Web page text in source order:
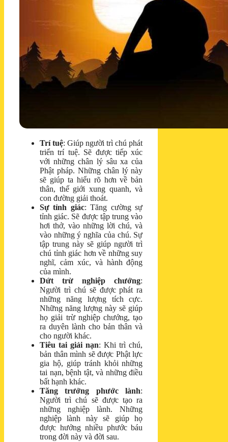
Trí tuệ: Giúp người trì chú phát
triển trí tuệ. Sẽ được tiếp xúc
với những chân lý sâu xa của
Phật pháp. Những chân lý này
sẽ giúp ta hiểu rõ hơn về bản
thân, thế giới xung quanh, và
con đường giải thoát.
Sự tỉnh giác: Tăng cường sự
tỉnh giác. Sẽ được tập trung vào
hơi thở, vào những lời chú, và
vào những ý nghĩa của chú. Sự
tập trung này sẽ giúp người trì
chú tỉnh giác hơn về những suy
nghĩ, cảm xúc, và hành động
của mình.
Dứt trừ nghiệp chướng:
Người trì chú sẽ được phát ra
những năng lượng tích cực.
Những năng lượng này sẽ giúp
họ giải trừ nghiệp chướng, tạo
ra duyên lành cho bản thân và
cho người khác.
Tiêu tai giải nạn: Khi trì chú,
bản thân mình sẽ được Phật lực
gia hộ, giúp tránh khỏi những
tai nạn, bệnh tật, và những điều
bất hạnh khác.
Tăng trưởng phước lành:
Người trì chú sẽ được tạo ra
những nghiệp lành. Những
nghiệp lành này sẽ giúp họ
được hưởng nhiều phước báu
trong đời này và đời sau.